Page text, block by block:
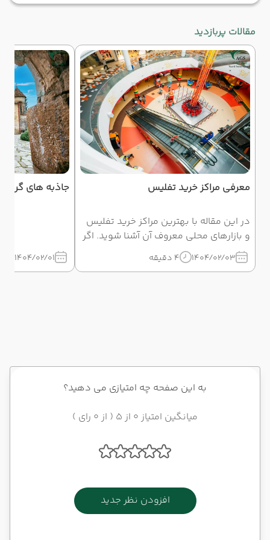
مقالات پربازدید
معرفی مراکز خرید تفلیس
در این مقاله با بهترین مراکز خرید تفلیس
و بازارهای محلی معروف آن آشنا شوید. اگر
قصد سفر به گرجستان را دارید، با تور
تفلیس آذین گشت همراه شوید و تجربه‌ای
1404/02/03 4 دقیقه
جاذبه های
1404/02/01
به این صفحه چه امتیازی می دهید؟
میانگین امتیاز 0 از 5 ( از 0 رای )
افزودن نظر جدید